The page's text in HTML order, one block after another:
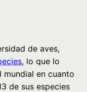
de aves,
, lo que lo
mundial en cuanto
de sus especies